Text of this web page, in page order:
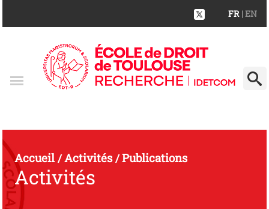
FR | EN
Accueil/Activités/Publications
Activités